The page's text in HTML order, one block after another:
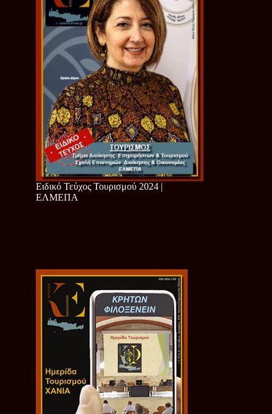
Ειδικό Τεύχος Τουρισμού 2024 |
ΕΛΜΕΠΑ